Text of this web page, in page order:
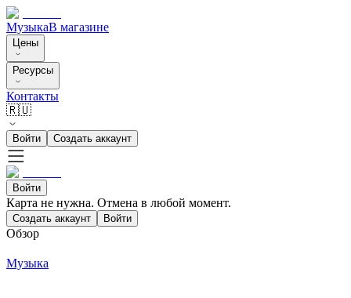
МузыкаВ магазине
Цены
Ресурсы
Контакты
🇷🇺
Войти Создать аккаунт
Войти
Карта не нужна. Отмена в любой момент.
Создать аккаунт Войти
Обзор
Музыка